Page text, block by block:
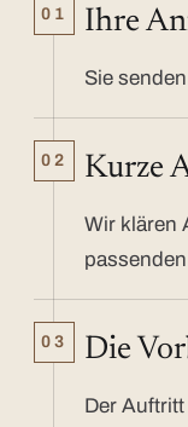
01 Ihre
Sie
02 Kurze
Wir klären
03 Die
Der